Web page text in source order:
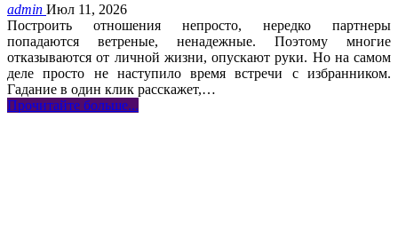
admin Июл 11, 2026
Построить отношения непросто, нередко партнеры
попадаются ветреные, ненадежные. Поэтому многие
отказываются от личной жизни, опускают руки. Но на самом
деле просто не наступило время встречи с избранником.
Гадание в один клик расскажет,…
Прочитайте больше...